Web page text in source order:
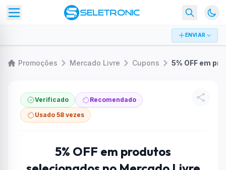
ENVIAR
Promoções Mercado Livre Cupons
Verificado
Recomendado
Usado 58 vezes
5% OFF em produtos